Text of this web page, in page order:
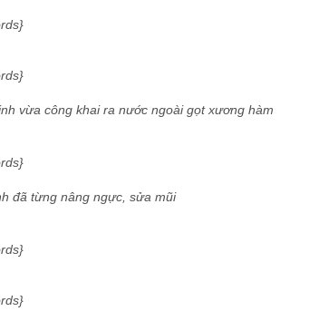
vừa công khai ra nước ngoài gọt xương hàm
đã từng nâng ngực, sửa mũi